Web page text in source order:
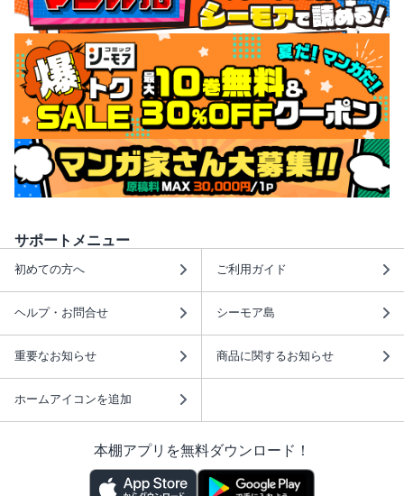
サポートメニュー
初めての方へ ご利用ガイド
ヘルプ・お問合せ シーモア島
重要なお知らせ 商品に関するお知らせ
ホームアイコンを追加
本棚アプリを無料ダウンロード！